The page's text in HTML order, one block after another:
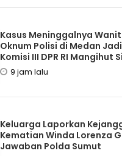
Kasus Meninggalnya
Oknum Polisi di Medan
Komisi III DPR RI Mangihut
9 jam lalu
Keluarga Laporkan
Kematian Winda Lorenza
Jawaban Polda Sumut